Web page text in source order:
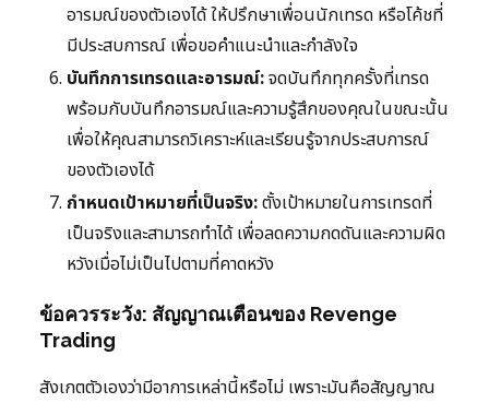
อารมณ์ของตัวเองได้ ให้ปรึกษาเพื่อนนักเทรด หรือโค้ชที่
มีประสบการณ์ เพื่อขอคำแนะนำและกำลังใจ
บันทึกการเทรดและอารมณ์:จดบันทึกทุกครั้งที่เทรด
พร้อมกับบันทึกอารมณ์และความรู้สึกของคุณในขณะนั้น
เพื่อให้คุณสามารถวิเคราะห์และเรียนรู้จากประสบการณ์
ของตัวเองได้
กำหนดเป้าหมายที่เป็นจริง:ตั้งเป้าหมายในการเทรดที่
เป็นจริงและสามารถทำได้ เพื่อลดความกดดันและความผิด
หวังเมื่อไม่เป็นไปตามที่คาดหวัง
ข้อควรระวัง: สัญญาณเตือนของ Revenge
Trading
สังเกตตัวเองว่ามีอาการเหล่านี้หรือไม่ เพราะมันคือสัญญาณ